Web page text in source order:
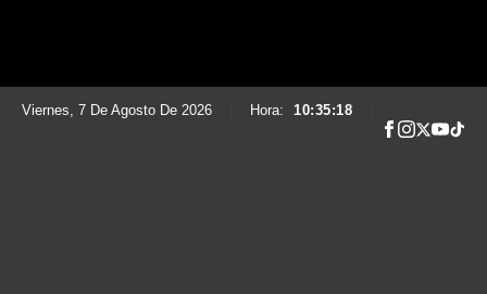
Viernes, 7 De Agosto De 2026 Hora: 10:35:20